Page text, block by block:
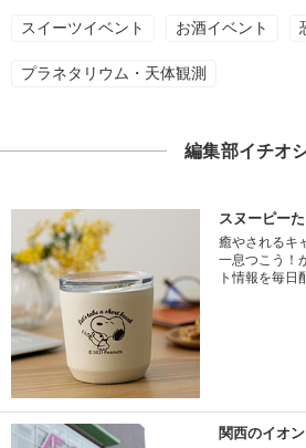
スイーツイベント お酒イベント
プラネタリウム・天体観測
編集部イチオ
スヌーピー
癒やされるキ
一息つこう！
ト情報を毎日
関西のイオ